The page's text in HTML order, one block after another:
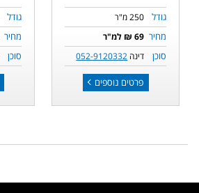
גודל 250 מ"ר
מחיר 69 ₪ למ"ר
סוכן דינה 052-9120332
פרטים נוספים
גודל
מחיר
סוכן